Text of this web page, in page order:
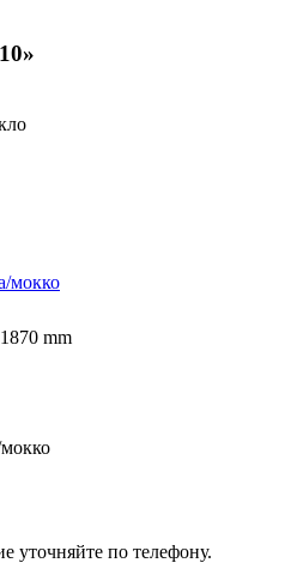
мокко
mm
уточняйте по телефону.